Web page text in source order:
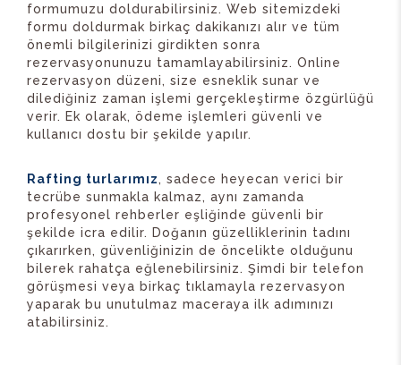
formumuzu doldurabilirsiniz. Web sitemizdeki
formu doldurmak birkaç dakikanızı alır ve tüm
önemli bilgilerinizi girdikten sonra
rezervasyonunuzu tamamlayabilirsiniz. Online
rezervasyon düzeni, size esneklik sunar ve
dilediğiniz zaman işlemi gerçekleştirme özgürlüğü
verir. Ek olarak, ödeme işlemleri güvenli ve
kullanıcı dostu bir şekilde yapılır.
Rafting turlarımız, sadece heyecan verici bir
tecrübe sunmakla kalmaz, aynı zamanda
profesyonel rehberler eşliğinde güvenli bir
şekilde icra edilir. Doğanın güzelliklerinin tadını
çıkarırken, güvenliğinizin de öncelikte olduğunu
bilerek rahatça eğlenebilirsiniz. Şimdi bir telefon
görüşmesi veya birkaç tıklamayla rezervasyon
yaparak bu unutulmaz maceraya ilk adımınızı
atabilirsiniz.